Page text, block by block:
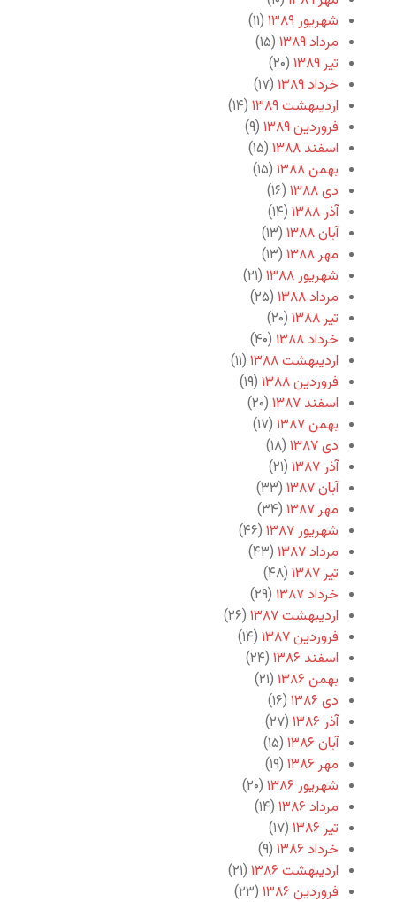
شهریور ۱۳۸۹
(۱۱)
مرداد ۱۳۸۹
(۱۵)
تیر ۱۳۸۹
(۲۰)
خرداد ۱۳۸۹
(۱۷)
اردیبهشت ۱۳۸۹
(۱۴)
فروردین ۱۳۸۹
(۹)
اسفند ۱۳۸۸
(۱۵)
بهمن ۱۳۸۸
(۱۵)
دی ۱۳۸۸
(۱۶)
آذر ۱۳۸۸
(۱۴)
آبان ۱۳۸۸
(۱۳)
مهر ۱۳۸۸
(۱۳)
شهریور ۱۳۸۸
(۲۱)
مرداد ۱۳۸۸
(۲۵)
تیر ۱۳۸۸
(۲۰)
خرداد ۱۳۸۸
(۴۰)
اردیبهشت ۱۳۸۸
(۱۱)
فروردین ۱۳۸۸
(۱۹)
اسفند ۱۳۸۷
(۲۰)
بهمن ۱۳۸۷
(۱۷)
دی ۱۳۸۷
(۱۸)
آذر ۱۳۸۷
(۲۱)
آبان ۱۳۸۷
(۳۳)
مهر ۱۳۸۷
(۳۴)
شهریور ۱۳۸۷
(۴۶)
مرداد ۱۳۸۷
(۴۳)
تیر ۱۳۸۷
(۴۸)
خرداد ۱۳۸۷
(۲۹)
اردیبهشت ۱۳۸۷
(۲۶)
فروردین ۱۳۸۷
(۱۴)
اسفند ۱۳۸۶
(۲۴)
بهمن ۱۳۸۶
(۲۱)
دی ۱۳۸۶
(۱۶)
آذر ۱۳۸۶
(۲۷)
آبان ۱۳۸۶
(۱۵)
مهر ۱۳۸۶
(۱۹)
شهریور ۱۳۸۶
(۲۰)
مرداد ۱۳۸۶
(۱۴)
تیر ۱۳۸۶
(۱۷)
خرداد ۱۳۸۶
(۹)
اردیبهشت ۱۳۸۶
(۲۱)
فروردین ۱۳۸۶
(۲۳)